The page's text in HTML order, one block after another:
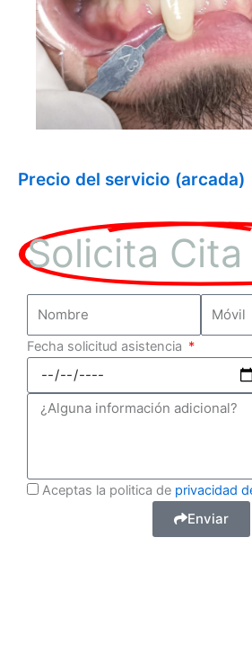
Precio del servicio (arcada)
Solicita Cita
Fecha solicitud asistencia
Aceptas la politica de privacidad
Enviar